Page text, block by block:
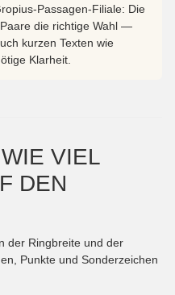
Passagen-Filiale: Die
die richtige Wahl —
kurzen Texten wie
Klarheit.
VIEL
DEN
der Ringbreite und der
Punkte und Sonderzeichen